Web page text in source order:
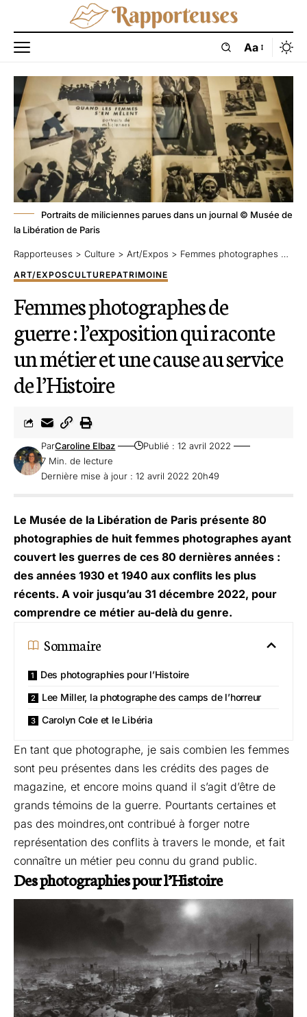
Aa
Portraits de miliciennes parues dans un journal © Musée de
la Libération de Paris
Rapporteuses > Culture > Art/Expos > Femmes photographes de guerre : l’exposition qui raconte un métier et une cause au service de l’Histoire
ART/EXPOSCULTUREPATRIMOINE
Femmes photographes de
guerre : l’exposition qui raconte
un métier et une cause au service
de l’Histoire
Dernière mise à jour : 12 avril 2022 20h49
ParCaroline Elbaz
Publié : 12 avril 2022
7 Min. de lecture
Le Musée de la Libération de Paris présente 80
photographies de huit femmes photographes ayant
couvert les guerres de ces 80 dernières années :
des années 1930 et 1940 aux conflits les plus
récents. A voir jusqu’au 31 décembre 2022, pour
comprendre ce métier au-delà du genre.
Sommaire
Des photographies pour l’Histoire
Lee Miller, la photographe des camps de l’horreur
Carolyn Cole et le Libéria
En tant que photographe, je sais combien les femmes
sont peu présentes dans les crédits des pages de
magazine, et encore moins quand il s’agit d’être de
grands témoins de la guerre. Pourtants certaines et
pas des moindres,ont contribué à forger notre
représentation des conflits à travers le monde, et fait
connaître un métier peu connu du grand public.
Des photographies pour l’Histoire